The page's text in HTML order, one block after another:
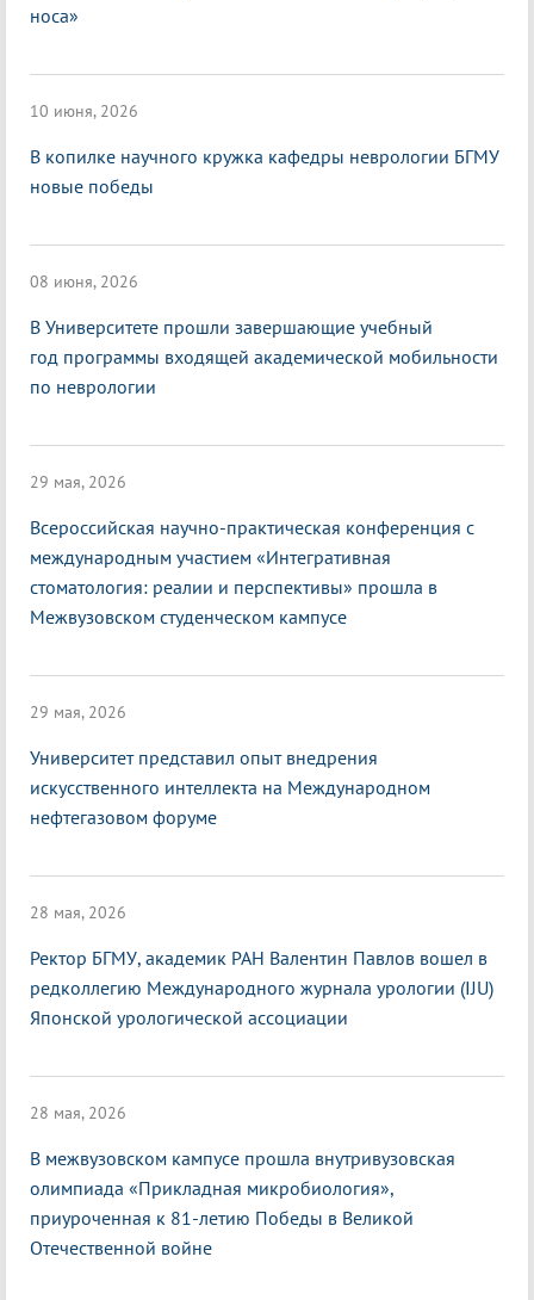
носа»
10 июня, 2026
В копилке научного кружка кафедры неврологии БГМУ
новые победы
08 июня, 2026
В Университете прошли завершающие учебный
год программы входящей академической мобильности
по неврологии
29 мая, 2026
Всероссийская научно-практическая конференция с
международным участием «Интегративная
стоматология: реалии и перспективы» прошла в
Межвузовском студенческом кампусе
29 мая, 2026
Университет представил опыт внедрения
искусственного интеллекта на Международном
нефтегазовом форуме
28 мая, 2026
Ректор БГМУ, академик РАН Валентин Павлов вошел в
редколлегию Международного журнала урологии (IJU)
Японской урологической ассоциации
28 мая, 2026
В межвузовском кампусе прошла внутривузовская
олимпиада «Прикладная микробиология»,
приуроченная к 81-летию Победы в Великой
Отечественной войне